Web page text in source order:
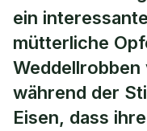
ein
mütterliche
während der
Eisen, dass